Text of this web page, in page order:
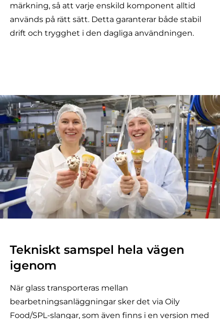
märkning, så att varje enskild komponent alltid
används på rätt sätt. Detta garanterar både stabil
drift och trygghet i den dagliga användningen.
Tekniskt samspel hela vägen
igenom
När glass transporteras mellan
bearbetningsanläggningar sker det via Oily
Food/SPL-slangar, som även finns i en version med